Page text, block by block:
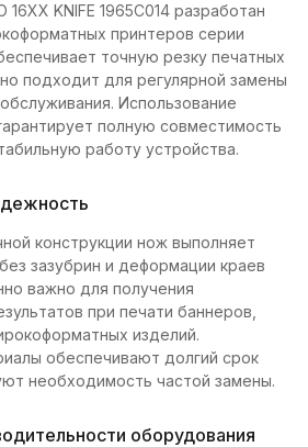
16XX KNIFE 1965C014 разработан
принтеров серии
точную резку печатных
подходит для регулярной замены
Использование
полную совместимость
работу устройства.
конструкции нож выполняет
зазубрин и деформации краев
важно для получения
при печати баннеров,
изделий.
обеспечивают долгий срок
необходимость частой замены.
оборудования